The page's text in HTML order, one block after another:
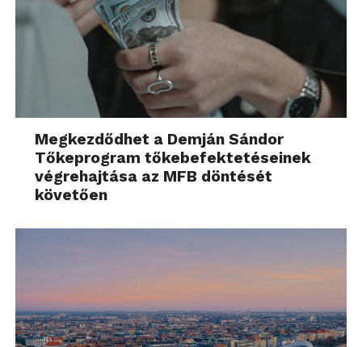
Megkezdődhet a Demján Sándor
Tőkeprogram tőkebefektetéseinek
végrehajtása az MFB döntését
követően